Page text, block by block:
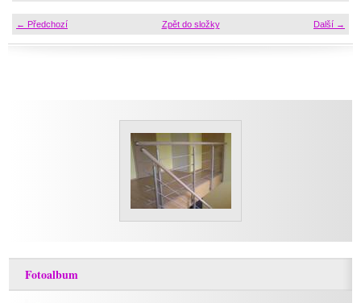
← Předchozí Další →
Zpět do složky
Fotoalbum